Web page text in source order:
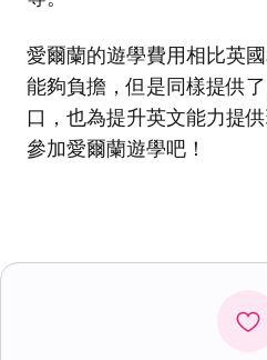
愛爾蘭的遊學費用相比英
能夠負擔，但是同樣提供
口，也為提升英文能力提
參加愛爾蘭遊學吧！